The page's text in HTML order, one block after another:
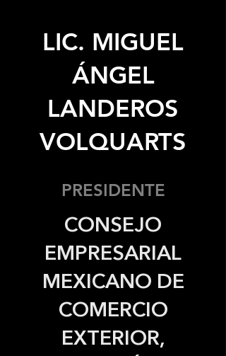
LIC. MIGUEL
ÁNGEL
LANDEROS
VOLQUARTS
PRESIDENTE
CONSEJO
EMPRESARIAL
MEXICANO DE
COMERCIO
EXTERIOR,